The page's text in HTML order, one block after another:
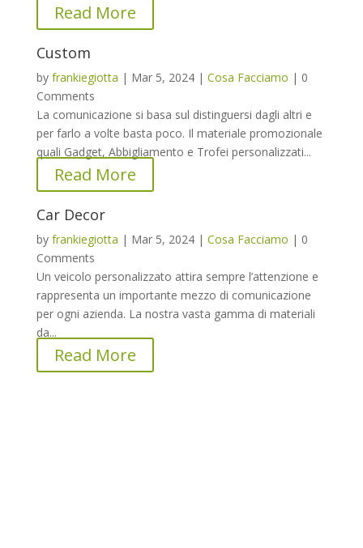
Read More
Custom
by frankiegiotta | Mar 5, 2024 | Cosa Facciamo | 0
Comments
La comunicazione si basa sul distinguersi dagli altri e
per farlo a volte basta poco. Il materiale promozionale
quali Gadget, Abbigliamento e Trofei personalizzati...
Read More
Car Decor
by frankiegiotta | Mar 5, 2024 | Cosa Facciamo | 0
Comments
Un veicolo personalizzato attira sempre l’attenzione e
rappresenta un importante mezzo di comunicazione
per ogni azienda. La nostra vasta gamma di materiali
da...
Read More